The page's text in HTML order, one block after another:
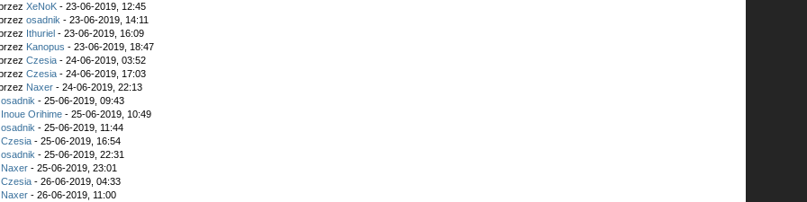
XeNoK - 23-06-2019, 12:45
osadnik - 23-06-2019, 14:11
Ithuriel - 23-06-2019, 16:09
Kanopus - 23-06-2019, 18:47
Czesia - 24-06-2019, 03:52
Czesia - 24-06-2019, 17:03
Naxer - 24-06-2019, 22:13
osadnik - 25-06-2019, 09:43
Inoue Orihime - 25-06-2019, 10:49
osadnik - 25-06-2019, 11:44
Czesia - 25-06-2019, 16:54
osadnik - 25-06-2019, 22:31
Naxer - 25-06-2019, 23:01
Czesia - 26-06-2019, 04:33
Naxer - 26-06-2019, 11:00